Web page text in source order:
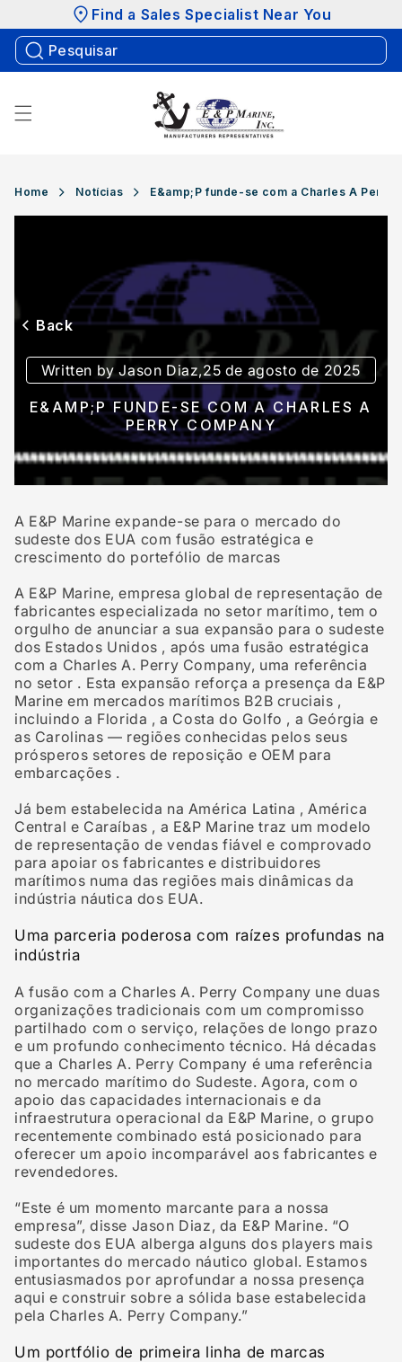
conteúdo
Find a Sales Specialist Near You
Home Notícias E&amp;P funde-se com a Charles A Perry
Back
Written by Jason Diaz,25 de agosto de 2025
E&AMP;P FUNDE-SE COM A CHARLES A
PERRY COMPANY
A E&P Marine expande-se para o mercado do
sudeste dos EUA com fusão estratégica e
crescimento do portefólio de marcas
A E&P Marine, empresa global de representação de
fabricantes especializada no setor marítimo, tem o
orgulho de anunciar a sua expansão para o sudeste
dos Estados Unidos , após uma fusão estratégica
com a Charles A. Perry Company, uma referência
no setor . Esta expansão reforça a presença da E&P
Marine em mercados marítimos B2B cruciais ,
incluindo a Florida , a Costa do Golfo , a Geórgia e
as Carolinas — regiões conhecidas pelos seus
prósperos setores de reposição e OEM para
embarcações .
Já bem estabelecida na América Latina , América
Central e Caraíbas , a E&P Marine traz um modelo
de representação de vendas fiável e comprovado
para apoiar os fabricantes e distribuidores
marítimos numa das regiões mais dinâmicas da
indústria náutica dos EUA.
Uma parceria poderosa com raízes profundas na
indústria
A fusão com a Charles A. Perry Company une duas
organizações tradicionais com um compromisso
partilhado com o serviço, relações de longo prazo
e um profundo conhecimento técnico. Há décadas
que a Charles A. Perry Company é uma referência
no mercado marítimo do Sudeste. Agora, com o
apoio das capacidades internacionais e da
infraestrutura operacional da E&P Marine, o grupo
recentemente combinado está posicionado para
oferecer um apoio incomparável aos fabricantes e
revendedores.
“Este é um momento marcante para a nossa
empresa”, disse Jason Diaz, da E&P Marine. “O
sudeste dos EUA alberga alguns dos players mais
importantes do mercado náutico global. Estamos
entusiasmados por aprofundar a nossa presença
aqui e construir sobre a sólida base estabelecida
pela Charles A. Perry Company.”
Um portfólio de primeira linha de marcas